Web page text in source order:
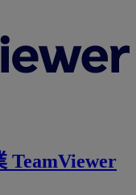
TeamViewer